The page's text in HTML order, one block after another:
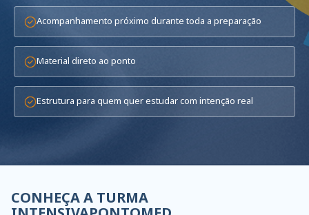
Acompanhamento próximo durante toda a preparação
Material direto ao ponto
Estrutura para quem quer estudar com intenção real
CONHEÇA A TURMA